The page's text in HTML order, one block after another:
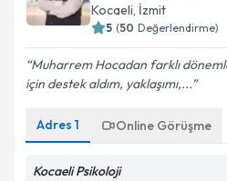
Kocaeli, İzmit
5 (50 Değerlendirme)
Muharrem Hocadan farklı
için destek aldım, yaklaşımı,...
Adres 1 Online Görüşme
Kocaeli Psikoloji